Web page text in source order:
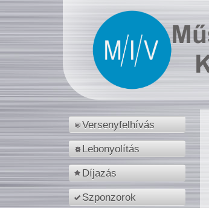
Versenyfelhívás
Lebonyolítás
Díjazás
Szponzorok